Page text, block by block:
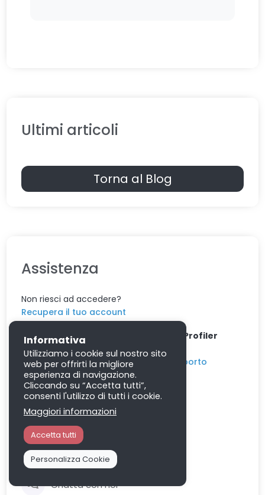
Ultimi articoli
Torna al Blog
Assistenza
Non riesci ad accedere?
Recupera il tuo account
Dubbi sulla configurazione e l'utilizzo di
Profiler
Cloud
Visita l'help center oppure richiedi supporto
Lun - Ven 08:00 - 17:00
0774 354435
assistenza@memory.uno
Chatta con noi
Informativa
Utilizziamo i cookie sul nostro sito
web per offrirti la migliore
esperienza di navigazione.
Cliccando su “Accetta tutti”,
consenti l'utilizzo di tutti i cookie.
Maggiori informazioni
Accetta tutti
Personalizza Cookie